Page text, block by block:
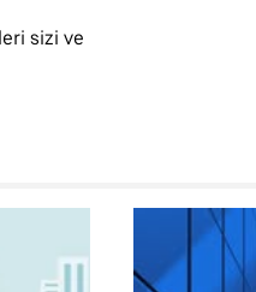
sizi ve